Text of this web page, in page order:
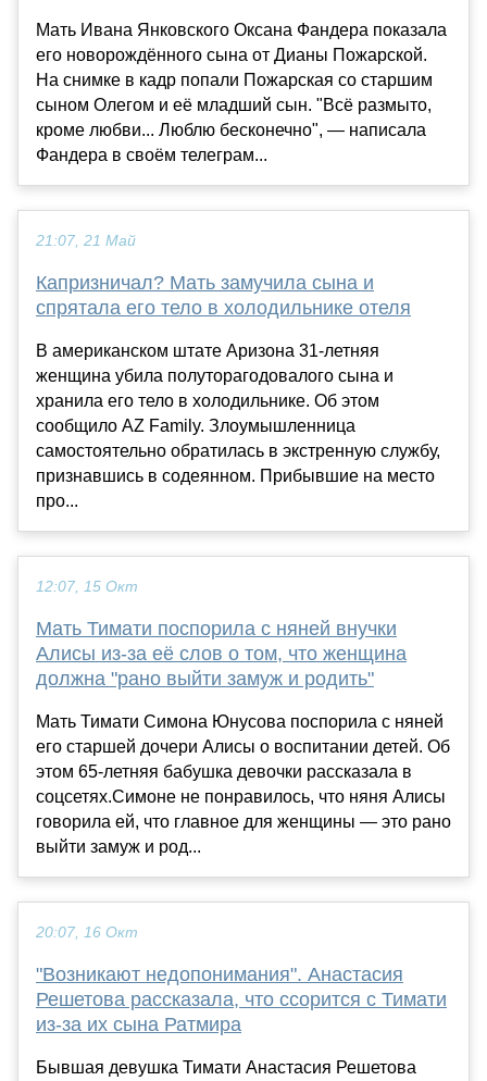
Мать Ивана Янковского Оксана Фандера показала
его новорождённого сына от Дианы Пожарской.
На снимке в кадр попали Пожарская со старшим
сыном Олегом и её младший сын. "Всё размыто,
кроме любви... Люблю бесконечно", — написала
Фандера в своём телеграм...
21:07, 21 Май
Капризничал? Мать замучила сына и
спрятала его тело в холодильнике отеля
В американском штате Аризона 31-летняя
женщина убила полуторагодовалого сына и
хранила его тело в холодильнике. Об этом
сообщило AZ Family. Злоумышленница
самостоятельно обратилась в экстренную службу,
признавшись в содеянном. Прибывшие на место
про...
12:07, 15 Окт
Мать Тимати поспорила с няней внучки
Алисы из-за её слов о том, что женщина
должна "рано выйти замуж и родить"
Мать Тимати Симона Юнусова поспорила с няней
его старшей дочери Алисы о воспитании детей. Об
этом 65-летняя бабушка девочки рассказала в
соцсетях.Симоне не понравилось, что няня Алисы
говорила ей, что главное для женщины — это рано
выйти замуж и род...
20:07, 16 Окт
"Возникают недопонимания". Анастасия
Решетова рассказала, что ссорится с Тимати
из-за их сына Ратмира
Бывшая девушка Тимати Анастасия Решетова